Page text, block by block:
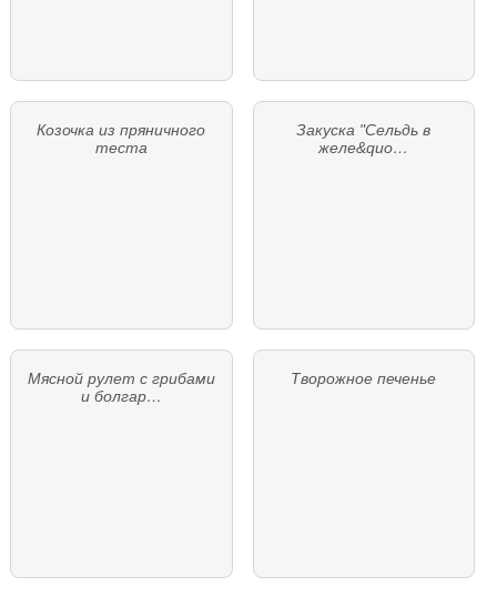
Козочка из пряничного
теста
Закуска "Сельдь в
желе&quo…
Мясной рулет с грибами
и болгар…
Творожное печенье